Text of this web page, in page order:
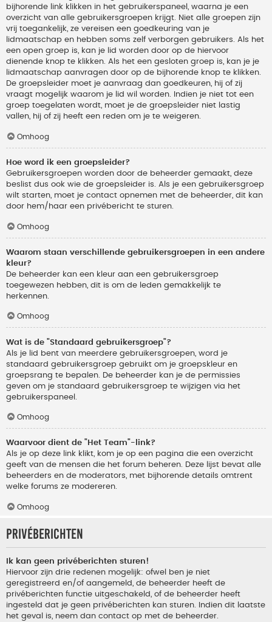
bijhorende link klikken in het gebruikerspaneel, waarna je een
overzicht van alle gebruikersgroepen krijgt. Niet alle groepen zijn
vrij toegankelijk, ze vereisen een goedkeuring van je
lidmaatschap en hebben soms zelf verborgen gebruikers. Als het
een open groep is, kan je lid worden door op de hiervoor
dienende knop te klikken. Als het een gesloten groep is, kan je je
lidmaatschap aanvragen door op de bijhorende knop te klikken.
De groepsleider moet je aanvraag dan goedkeuren, hij of zij
vraagt mogelijk waarom je lid wil worden. Indien je niet tot een
groep toegelaten wordt, moet je de groepsleider niet lastig
vallen, hij of zij heeft een reden om je te weigeren.
Omhoog
Hoe word ik een groepsleider?
Gebruikersgroepen worden door de beheerder gemaakt, deze
beslist dus ook wie de groepsleider is. Als je een gebruikersgroep
wilt starten, moet je contact opnemen met de beheerder, dit kan
door hem/haar een privébericht te sturen.
Omhoog
Waarom staan verschillende gebruikersgroepen in een andere
kleur?
De beheerder kan een kleur aan een gebruikersgroep
toegewezen hebben, dit is om de leden gemakkelijk te
herkennen.
Omhoog
Wat is de "Standaard gebruikersgroep"?
Als je lid bent van meerdere gebruikersgroepen, word je
standaard gebruikersgroep gebruikt om je groepskleur en
groepsrang te bepalen. De beheerder kan je de permissies
geven om je standaard gebruikersgroep te wijzigen via het
gebruikerspaneel.
Omhoog
Waarvoor dient de "Het Team"-link?
Als je op deze link klikt, kom je op een pagina die een overzicht
geeft van de mensen die het forum beheren. Deze lijst bevat alle
beheerders en de moderators, met bijhorende details omtrent
welke forums ze modereren.
Omhoog
Privéberichten
Ik kan geen privéberichten sturen!
Hiervoor zijn drie redenen mogelijk: ofwel ben je niet
geregistreerd en/of aangemeld, de beheerder heeft de
privéberichten functie uitgeschakeld, of de beheerder heeft
ingesteld dat je geen privéberichten kan sturen. Indien dit laatste
het geval is, neem dan contact op met de beheerder.